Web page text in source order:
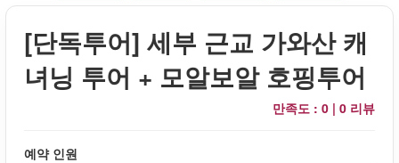
[단독투어] 세부 근교 가와산 캐
녀닝 투어 + 모알보알 호핑투어
만족도 : 0 | 0 리뷰
예약 인원